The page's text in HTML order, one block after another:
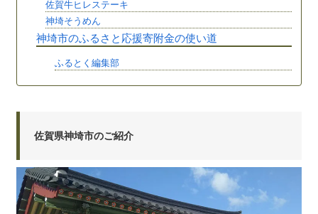
佐賀牛ヒレステーキ
神埼そうめん
神埼市のふるさと応援寄附金の使い道
ふるとく編集部
佐賀県神埼市のご紹介